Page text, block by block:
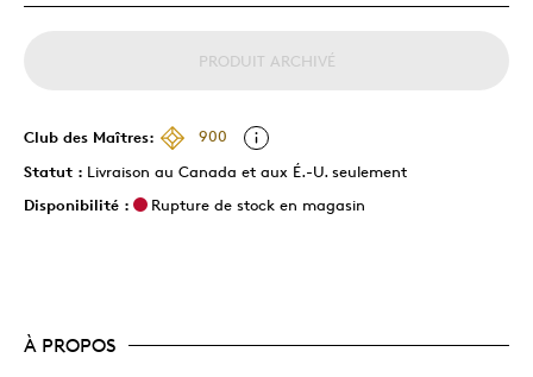
PRODUIT ARCHIVÉ
Club des Maîtres:
900
Statut : Livraison au Canada et aux É.-U. seulement
Disponibilité :
Rupture de stock en magasin
À PROPOS